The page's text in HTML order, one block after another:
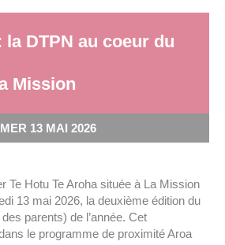
la DTPN au coeur du
Mission
MER 13 MAI 2026
Te Hotu Te Aroha située à La Mission
13 mai 2026, la deuxième édition du
parents) de l’année. Cet
le programme de proximité Aroa